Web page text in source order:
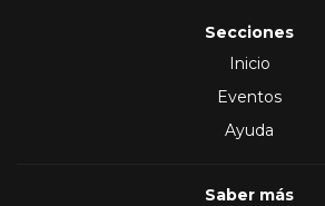
Secciones
Inicio
Eventos
Ayuda
Saber más